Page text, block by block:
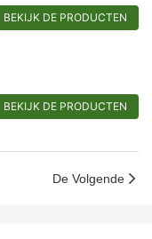
BEKIJK DE PRODUCTEN
BEKIJK DE PRODUCTEN
De Volgende